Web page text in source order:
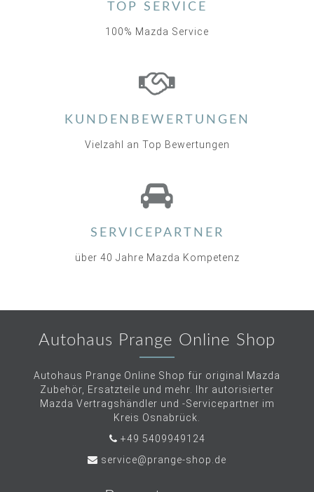
TOP SERVICE
100% Mazda Service
KUNDENBEWERTUNGEN
Vielzahl an Top Bewertungen
SERVICEPARTNER
über 40 Jahre Mazda Kompetenz
Autohaus Prange Online Shop
Autohaus Prange Online Shop für original Mazda
Zubehör, Ersatzteile und mehr. Ihr autorisierter
Mazda Vertragshändler und -Servicepartner im
Kreis Osnabrück.
+49 5409949124
service@prange-shop.de